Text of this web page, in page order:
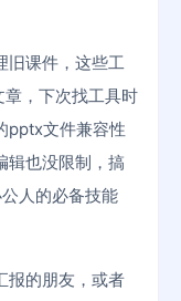
旧课件，这些工
，下次找工具时
pptx文件兼容性
辑也没限制，搞
人的必备技能
报的朋友，或者